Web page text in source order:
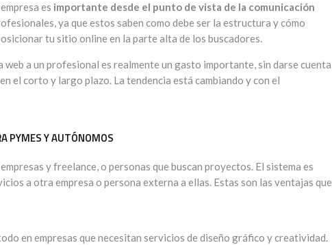
es importante desde el punto de vista de la comunicación
ya que estos saben como debe ser la estructura y cómo
tu sitio online en la parte alta de los buscadores.
web a un profesional es realmente un gasto importante, sin darse cuenta
el corto y largo plazo. La tendencia está cambiando y con el
PYMES Y AUTÓNOMOS
y freelance, o personas que buscan proyectos. El sistema es
a otra empresa o persona externa a ellas. Estas son las ventajas que
en empresas que necesitan servicios de diseño gráfico y creatividad.